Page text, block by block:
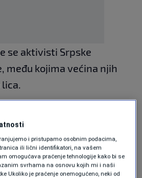
se aktivisti Srpske
među kojima većina njih
i u Novom Sadu, gdje su na
i pristupamo osobnim podacima,
ili lični identifikatori, na vašem
omogućava praćenje tehnologije kako bi se
svrhama na osnovu kojih mi i naši
Ukoliko je praćenje onemogućeno, neki od